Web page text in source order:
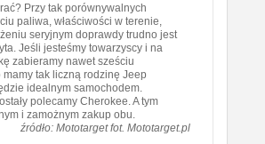
Przy tak porównywalnych
paliwa, właściwości w terenie,
seryjnym doprawdy trudno jest
Jeśli jesteśmy towarzyscy i na
zabieramy nawet sześciu
tak liczną rodzinę Jeep
idealnym samochodem.
polecamy Cherokee. A tym
i zamożnym zakup obu.
źródło: Mototarget fot. Mototarget.pl